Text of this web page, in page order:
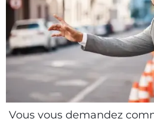
Vous vous demandez